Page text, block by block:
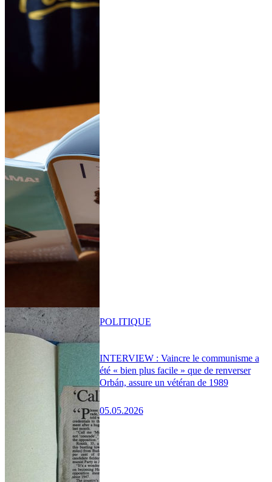
INTERVIEW : Vaincre le communisme a
été « bien plus facile » que de renverser
Orbán, assure un vétéran de 1989
05.05.2026
POLITIQUE